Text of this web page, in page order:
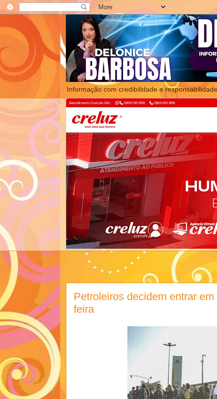
Informação com credibilidade e
Petroleiros decidem entrar
feira